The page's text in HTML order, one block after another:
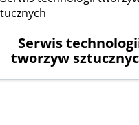
Serwis
tworzyw